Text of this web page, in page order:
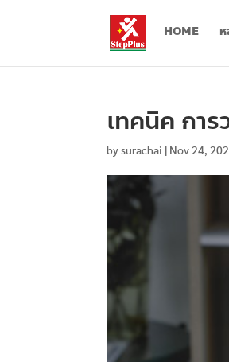
HOME
เทคนิค กา
bysurachai | Nov 24,